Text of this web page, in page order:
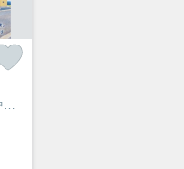
◎人気の桜島エリア 7棟内覧会開催中！